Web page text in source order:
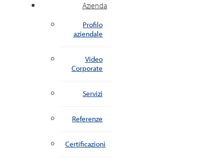
Azienda
Profilo
aziendale
Video
Corporate
Servizi
Referenze
Certificazioni